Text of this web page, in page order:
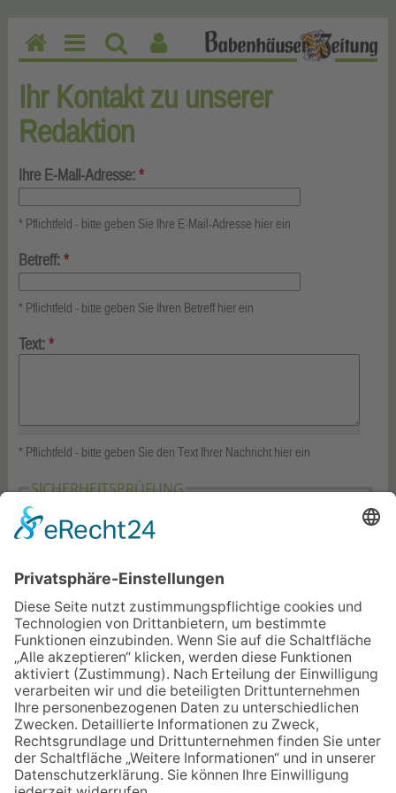
Ihr Kontakt zu unserer
Redaktion
Ihre E-Mail-Adresse:*
* Pflichtfeld - bitte geben Sie Ihre E-Mail-Adresse hier ein
Betreff:*
* Pflichtfeld - bitte geben Sie Ihren Betreff hier ein
Text:*
* Pflichtfeld - bitte geben Sie den Text Ihrer Nachricht hier ein
SICHERHEITSPRÜFUNG
Diese Frage hat den Zweck zu testen, ob Sie ein
menschlicher Benutzer sind und um automatisierten Spam
Service zu laden!Wir verwenden reCAPTCHA, um Ihre
eingegebenen Informationen zu überprüfen. Dieser
Service kann Daten zu Ihren Aktivitäten sammeln. Bitte
lesen Sie die Details durchund
stimmen Sie der Nutzung des Service zu, um
fortzufahren.
H
o
m
e
M
en
u
Su
ch
en
Be
nu
tz
on
en